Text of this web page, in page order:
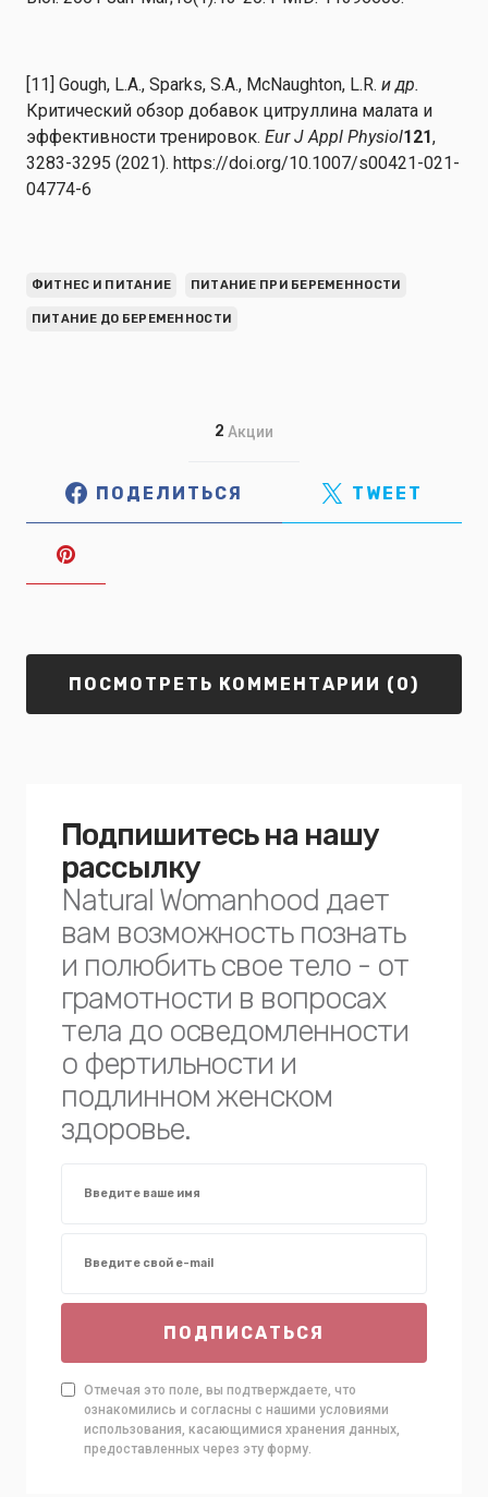
[11] Gough, L.A., Sparks, S.A., McNaughton, L.R. и др.
Критический обзор добавок цитруллина малата и
эффективности тренировок. Eur J Appl Physiol121,
3283-3295 (2021). https://doi.org/10.1007/s00421-021-
04774-6
ФИТНЕС И ПИТАНИЕ ПИТАНИЕ ПРИ БЕРЕМЕННОСТИ
ПИТАНИЕ ДО БЕРЕМЕННОСТИ
2 Акции
ПОДЕЛИТЬСЯ TWEET
ПОСМОТРЕТЬ КОММЕНТАРИИ (0)
Подпишитесь на нашу
рассылку
Natural Womanhood дает
вам возможность познать
и полюбить свое тело - от
грамотности в вопросах
тела до осведомленности
о фертильности и
подлинном женском
здоровье.
ПОДПИСАТЬСЯ
Отмечая это поле, вы подтверждаете, что
ознакомились и согласны с нашими условиями
использования, касающимися хранения данных,
предоставленных через эту форму.